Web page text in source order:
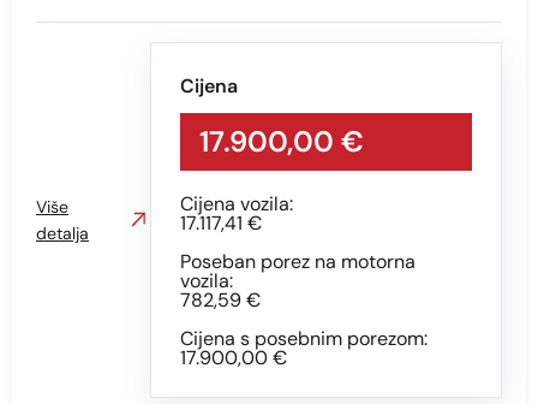
Min
Obriši
Cijena
17.900,00 €
Cijena vozila:
17.117,41 €
Poseban porez na motorna
vozila:
782,59 €
Cijena s posebnim porezom:
17.900,00 €
Više
detalja